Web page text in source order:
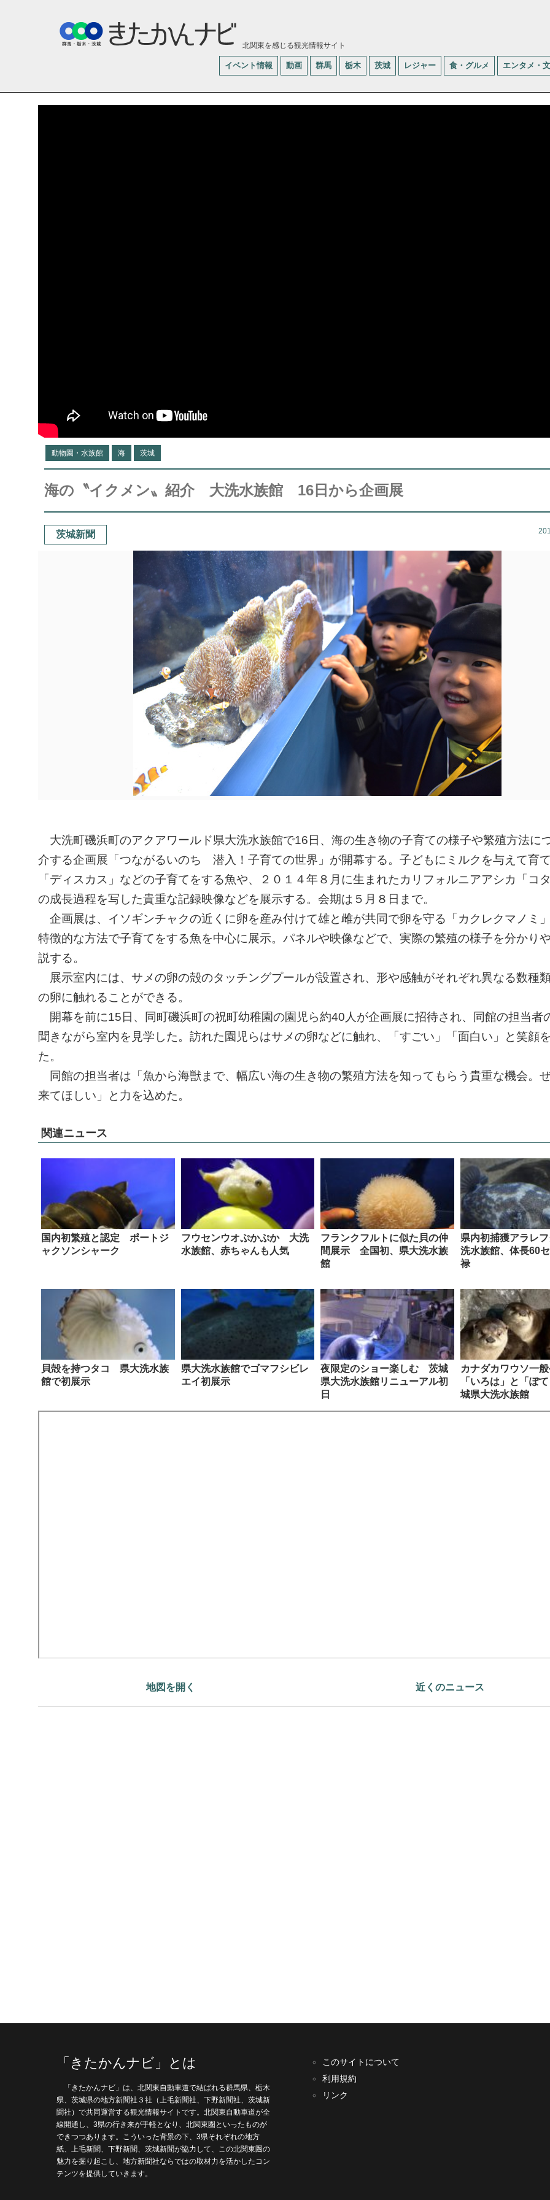
北関東を感じる観光情報サイト
イベント情報 動画 群馬 栃木 茨城 レジャー 食・グルメ エンタメ・
動物園・水族館 海 茨城
海の〝イクメン〟紹介 大洗水族館 16日から企画展
茨城新聞
大洗町磯浜町のアクアワールド県大洗水族館で16日、海の生き物の子育ての様子や繁殖方法に
介する企画展「つながるいのち 潜入！子育ての世界」が開幕する。子どもにミルクを与えて育
「ディスカス」などの子育てをする魚や、２０１４年８月に生まれたカリフォルニアアシカ「コ
の成長過程を写した貴重な記録映像などを展示する。会期は５月８日まで。
企画展は、イソギンチャクの近くに卵を産み付けて雄と雌が共同で卵を守る「カクレクマノミ
特徴的な方法で子育てをする魚を中心に展示。パネルや映像などで、実際の繁殖の様子を分かり
説する。
展示室内には、サメの卵の殻のタッチングプールが設置され、形や感触がそれぞれ異なる数種
の卵に触れることができる。
開幕を前に15日、同町磯浜町の祝町幼稚園の園児ら約40人が企画展に招待され、同館の担当者
聞きながら室内を見学した。訪れた園児らはサメの卵などに触れ、「すごい」「面白い」と笑顔
た。
同館の担当者は「魚から海獣まで、幅広い海の生き物の繁殖方法を知ってもらう貴重な機会。
来てほしい」と力を込めた。
関連ニュース
国内初繁殖と認定 ポートジ
ャクソンシャーク
フウセンウオぷかぷか 大洗
水族館、赤ちゃんも人気
フランクフルトに似た貝の仲
間展示 全国初、県大洗水族
館
県内初捕獲アラレ
洗水族館、体長60
禄
貝殻を持つタコ 県大洗水族
館で初展示
県大洗水族館でゴマフシビレ
エイ初展示
夜限定のショー楽しむ 茨城
県大洗水族館リニューアル初
日
カナダカワウソ一
「いろは」と「ぽ
城県大洗水族館
地図を開く 近くのニュース
「きたかんナビ」とは
「きたかんナビ」は、北関東自動車道で結ばれる群馬県、栃木
県、茨城県の地方新聞社３社（上毛新聞社、下野新聞社、茨城新
聞社）で共同運営する観光情報サイトです。北関東自動車道が全
線開通し、3県の行き来が手軽となり、北関東圏といったものが
できつつあります。こういった背景の下、3県それぞれの地方
紙、上毛新聞、下野新聞、茨城新聞が協力して、この北関東圏の
魅力を掘り起こし、地方新聞社ならではの取材力を活かしたコン
テンツを提供していきます。
このサイトについて
利用規約
リンク